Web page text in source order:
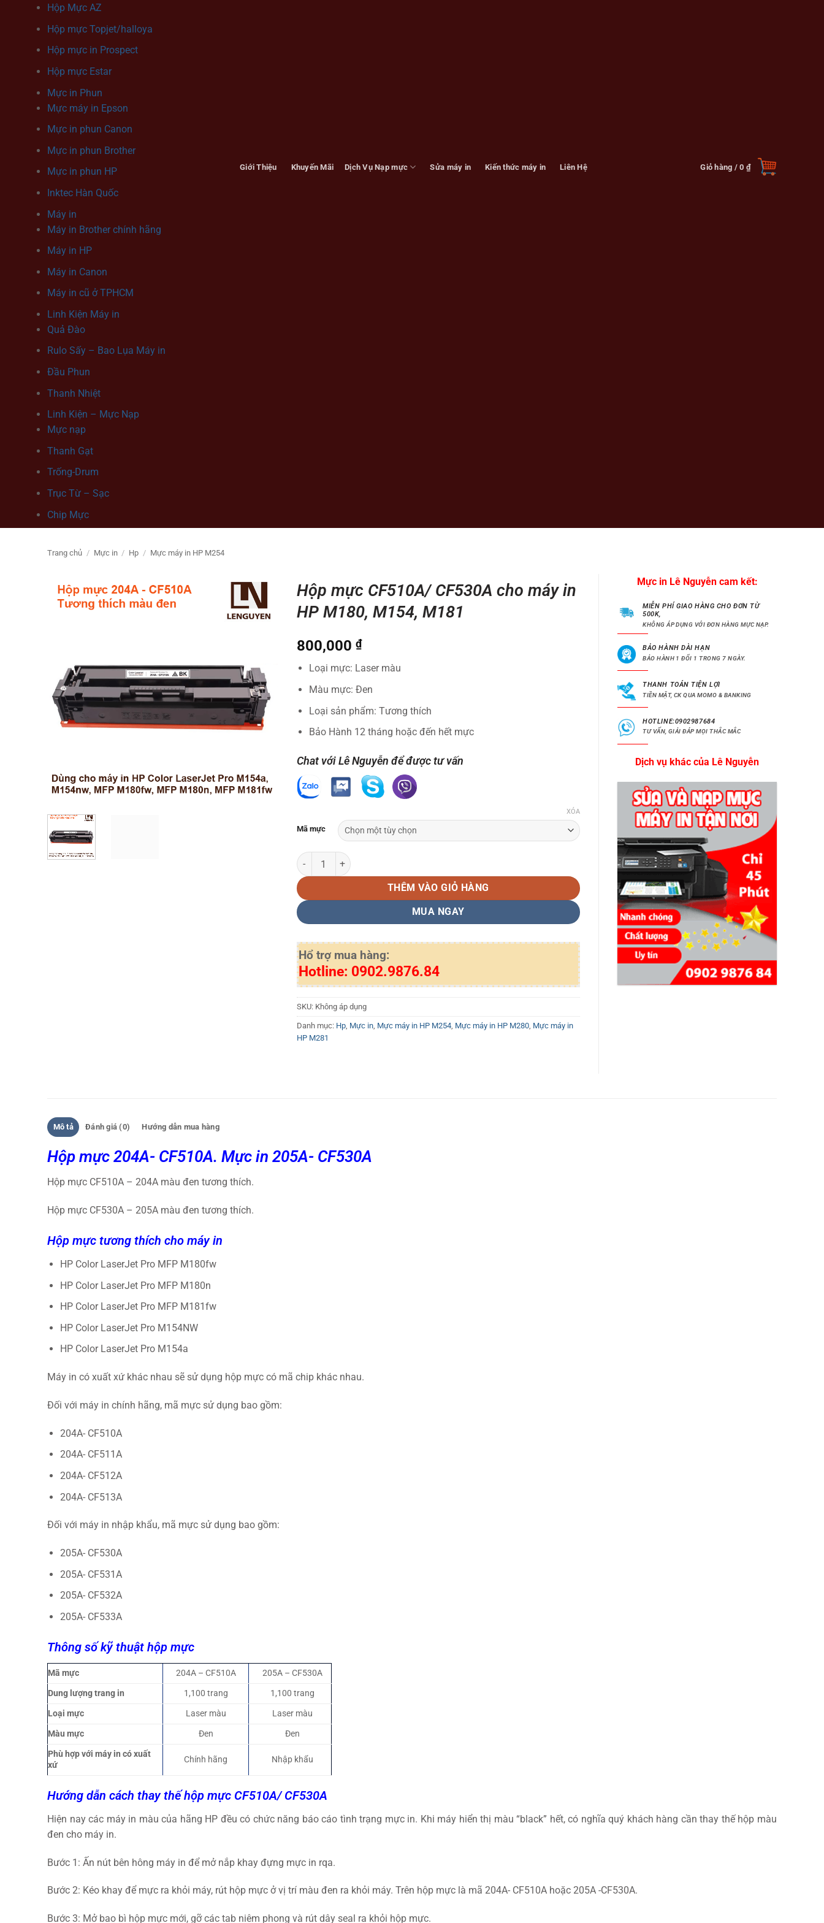
Hộp Mực AZ
Hộp mực Topjet/halloya
Hộp mực in Prospect
Hộp mực Estar
Mực in Phun
Mực máy in Epson
Mực in phun Canon
Mực in phun Brother
Mực in phun HP
Inktec Hàn Quốc
Máy in
Máy in Brother chính hãng
Máy in HP
Máy in Canon
Máy in cũ ở TPHCM
Linh Kiện Máy in
Quả Đào
Rulo Sấy – Bao Lụa Máy in
Đầu Phun
Thanh Nhiệt
Linh Kiện – Mực Nạp
Mực nạp
Thanh Gạt
Trống-Drum
Trục Từ – Sạc
Chip Mực
Giới Thiệu Khuyến Mãi Dịch Vụ Nạp mực Sửa máy in Kiến thức máy in Liên Hệ Giỏ hàng /0 ₫
Trang chủ / Mực in / Hp / Mực máy in HP M254
Hộp mực CF510A/ CF530A cho máy in
HP M180, M154, M181
800,000 ₫
Loại mực: Laser màu
Màu mực: Đen
Loại sản phẩm: Tương thích
Bảo Hành 12 tháng hoặc đến hết mực
Chat với Lê Nguyễn để được tư vấn
Mã mực
XÓA
Hộp mực CF510A/ CF530A cho máy in HP M180, M154, M181 số lượng
THÊM VÀO GIỎ HÀNG
MUA NGAY
Hổ trợ mua hàng:
Hotline: 0902.9876.84
SKU: Không áp dụng
Danh mục: Hp, Mực in, Mực máy in HP M254, Mực máy in HP M280, Mực máy in
HP M281
Mực in Lê Nguyễn cam kết:
MIỄN PHÍ GIAO HÀNG CHO ĐƠN TỪ
500K,
KHÔNG ÁP DỤNG VỚI ĐƠN HÀNG MỰC NẠP.
BẢO HÀNH DÀI HẠN
BẢO HÀNH 1 ĐỔI 1 TRONG 7 NGÀY.
THANH TOÁN TIỆN LỢI
TIỀN MẶT, CK QUA MOMO & BANKING
HOTLINE:0902987684
TƯ VẤN, GIẢI ĐÁP MỌI THẮC MẮC
Dịch vụ khác của Lê Nguyễn
Mô tả Đánh giá (0) Hướng dẫn mua hàng
Hộp mực 204A- CF510A. Mực in 205A- CF530A
Hộp mực CF510A – 204A màu đen tương thích.
Hộp mực CF530A – 205A màu đen tương thích.
Hộp mực tương thích cho máy in
HP Color LaserJet Pro MFP M180fw
HP Color LaserJet Pro MFP M180n
HP Color LaserJet Pro MFP M181fw
HP Color LaserJet Pro M154NW
HP Color LaserJet Pro M154a
Máy in có xuất xứ khác nhau sẽ sử dụng hộp mực có mã chip khác nhau.
Đối với máy in chính hãng, mã mực sử dụng bao gồm:
204A- CF510A
204A- CF511A
204A- CF512A
204A- CF513A
Đối với máy in nhập khẩu, mã mực sử dụng bao gồm:
205A- CF530A
205A- CF531A
205A- CF532A
205A- CF533A
Thông số kỹ thuật hộp mực
Mã mực 204A – CF510A
205A – CF530A
Dung lượng trang in
1,100 trang
1,100 trang
Loại mực
Laser màu
Laser màu
Màu mực
Đen
Đen
Phù hợp với máy in có xuất
xứ
Chính hãng Nhập khẩu
Hướng dẫn cách thay thế hộp mực CF510A/ CF530A
Hiện nay các máy in màu của hãng HP đều có chức năng báo cáo tình trạng mực in. Khi máy hiển thị màu “black” hết, có nghĩa quý khách hàng cần thay thế hộp màu
đen cho máy in.
Bước 1: Ấn nút bên hông máy in để mở nắp khay đựng mực in rqa.
Bước 2: Kéo khay để mực ra khỏi máy, rút hộp mực ở vị trí màu đen ra khỏi máy. Trên hộp mực là mã 204A- CF510A hoặc 205A -CF530A.
Bước 3: Mở bao bì hộp mực mới, gỡ các tab niêm phong và rút dây seal ra khỏi hộp mực.